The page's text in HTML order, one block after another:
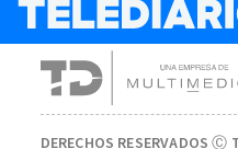
DERECHOS RESERVADOS Ⓒ